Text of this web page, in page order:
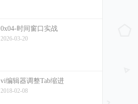
0x04-时间窗口实战
2026-03-20
vi编辑器调整Tab缩进
2018-02-08